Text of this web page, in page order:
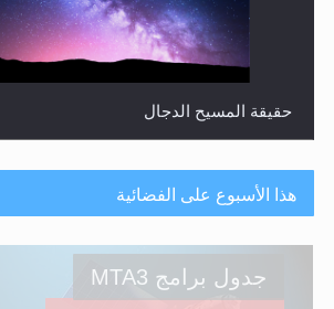
حقيقة المسيح الدجال
هذا الأسبوع على الفضائية
ترددات قناة MTA3 العربية: